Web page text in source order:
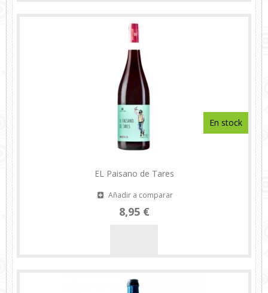
EL Paisano de Tares
Añadir a comparar
8,95 €
En stock